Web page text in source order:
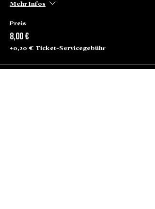
Mehr Infos
Preis
8,00 €
+0,20 € Ticket-Servicegebühr